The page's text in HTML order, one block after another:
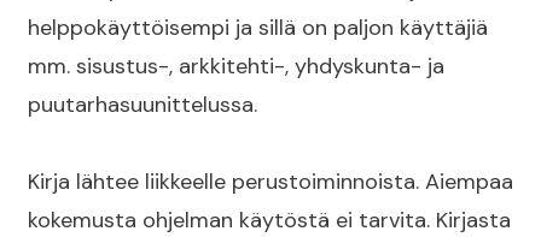
helppokäyttöisempi ja sillä on paljon käyttäjiä
mm. sisustus-, arkkitehti-, yhdyskunta- ja
puutarhasuunittelussa.
Kirja lähtee liikkeelle perustoiminnoista. Aiempaa
kokemusta ohjelman käytöstä ei tarvita. Kirjasta